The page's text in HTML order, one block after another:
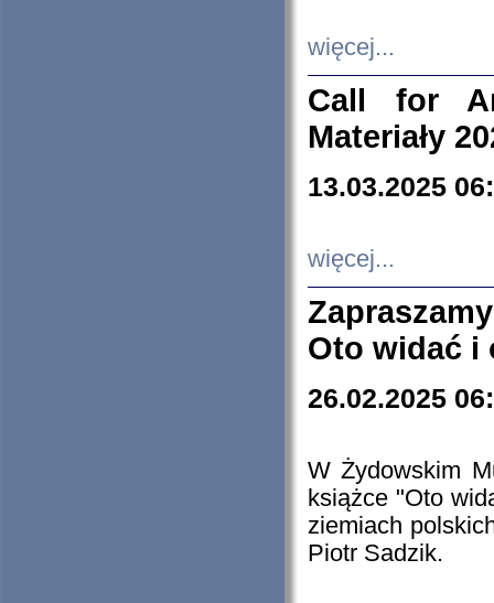
więcej...
Call for
Materiały
13.03.2025
więcej...
Oto widać i
26.02.2025
W Żydowskim
książce "Oto
ziemiach
Piotr Sadzik.